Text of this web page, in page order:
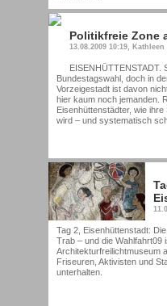
Politikfreie Zone
13.08.2009 10:19, Kathleen
EISENHÜTTENSTADT.
Bundestagswahl, doch in
Vorzeigestadt ist davon
hier kaum noch jemanden.
Eisenhüttenstädter, wie
wird – und systematisch
Tag 2, Eisenhüttenstadt:
Trab – und die Wahlfahrt09
Architekturfreilichtmuseum
Friseuren, Aktivisten und
unterhalten.